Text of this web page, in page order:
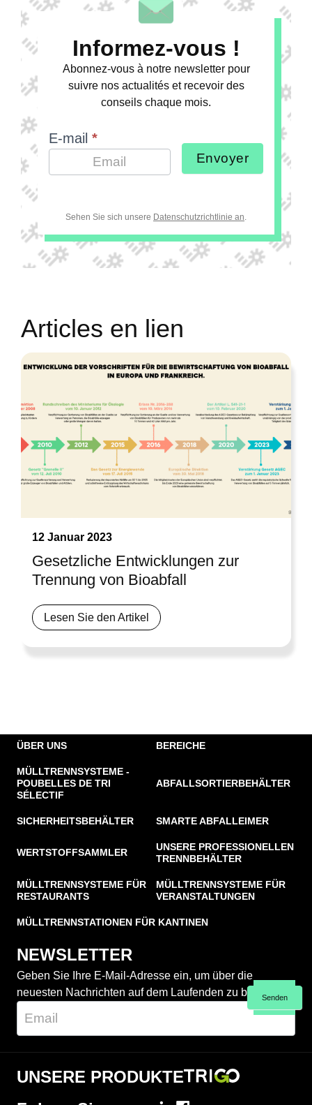
Informez-vous !
Abonnez-vous à notre newsletter pour
suivre nos actualités et recevoir des
conseils chaque mois.
E-mail *
Envoyer
Sehen Sie sich unsere Datenschutzrichtlinie an
Articles en lien
12 Januar 2023
Gesetzliche Entwicklungen zur
Trennung von Bioabfall
Lesen Sie den Artikel
ÜBER UNS BEREICHE
MÜLLTRENNSYSTEME -
POUBELLES DE TRI
SÉLECTIF
ABFALLSORTIERBEHÄLTER
SICHERHEITSBEHÄLTER SMARTE ABFALLEIMER
WERTSTOFFSAMMLER
UNSERE PROFESSIONELLEN
TRENNBEHÄLTER
MÜLLTRENNSYSTEME FÜR
RESTAURANTS
MÜLLTRENNSYSTEME FÜR
VERANSTALTUNGEN
MÜLLTRENNSTATIONEN FÜR KANTINEN
NEWSLETTER
Geben Sie Ihre E-Mail-Adresse ein, um über die
neuesten Nachrichten auf dem Laufenden zu bleibenSenden
UNSERE PRODUKTE